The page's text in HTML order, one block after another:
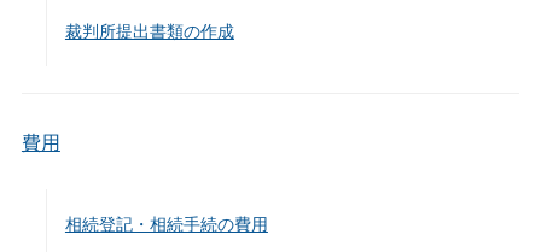
裁判所提出書類の作成
費用
相続登記・相続手続の費用